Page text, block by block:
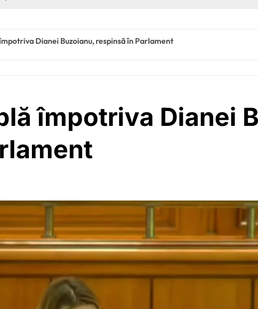
Dianei Buzoianu, respinsă în Parlament
împotriva Dianei